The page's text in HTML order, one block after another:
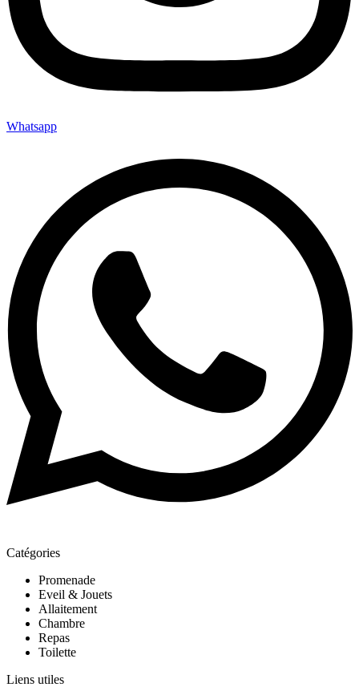
Whatsapp
Catégories
Promenade
Eveil & Jouets
Allaitement
Chambre
Repas
Toilette
Liens utiles